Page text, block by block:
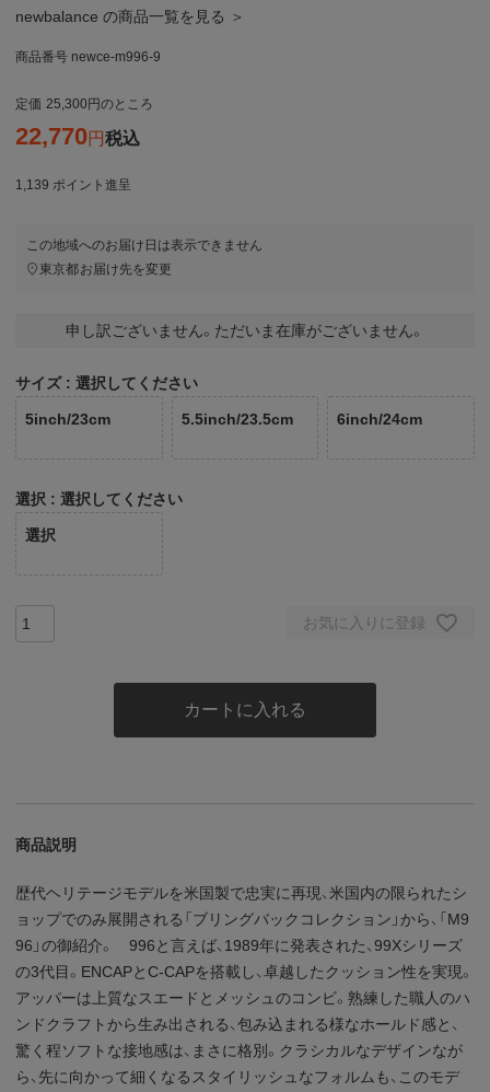
newbalance の商品一覧を見る ＞
商品番号 newce-m996-9
定価 25,300 のところ
22,770 税込
1,139 ポイント進呈
この地域へのお届け日は表示できません
東京都お届け先を変更
申し訳ございません。ただいま在庫がございません。
サイズ 選択してください
5inch/23cm 5.5inch/23.5cm 6inch/24cm
選択 選択してください
選択
お気に入りに登録
カートに入れる
商品説明
歴代ヘリテージモデルを米国製で忠実に再現、米国内の限られたシ
ョップでのみ展開される「ブリングバックコレクション」から、「M9
96」の御紹介。 996と言えば、1989年に発表された、99Xシリーズ
の3代目。ENCAPとC-CAPを搭載し、卓越したクッション性を実現。
アッパーは上質なスエードとメッシュのコンビ。熟練した職人のハ
ンドクラフトから生み出される、包み込まれる様なホールド感と、
驚く程ソフトな接地感は、まさに格別。クラシカルなデザインなが
ら、先に向かって細くなるスタイリッシュなフォルムも、このモデ